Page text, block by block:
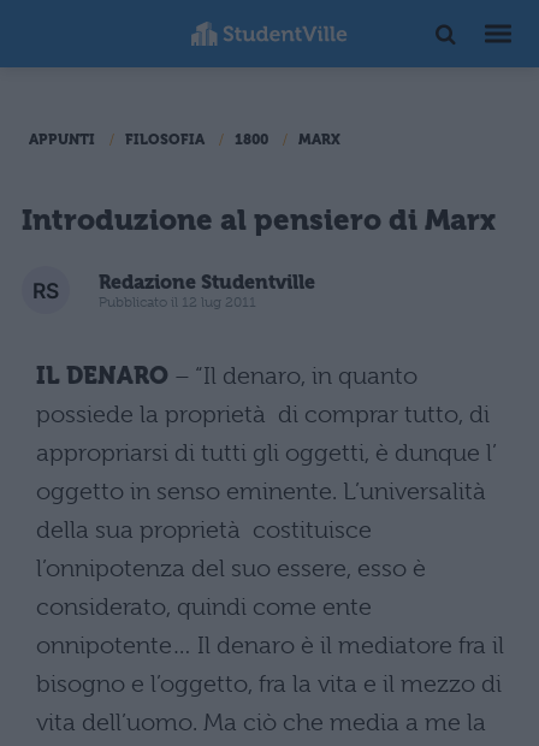
APPUNTI FILOSOFIA 1800 MARX
Introduzione al pensiero di Marx
Redazione Studentville
Pubblicato il 12 lug 2011
IL DENARO – “Il denaro, in quanto
possiede la proprietà di comprar tutto, di
appropriarsi di tutti gli oggetti, è dunque l’
oggetto in senso eminente. L’universalità
della sua proprietà costituisce
l’onnipotenza del suo essere, esso è
considerato, quindi come ente
onnipotente… Il denaro è il mediatore fra il
bisogno e l’oggetto, fra la vita e il mezzo di
vita dell’uomo. Ma ciò che media a me la